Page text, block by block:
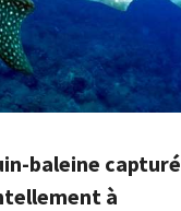
baleine capturé
à